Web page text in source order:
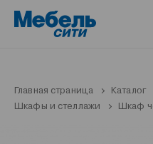
Главная страница Каталог
Шкафы и стеллажи
Шкаф